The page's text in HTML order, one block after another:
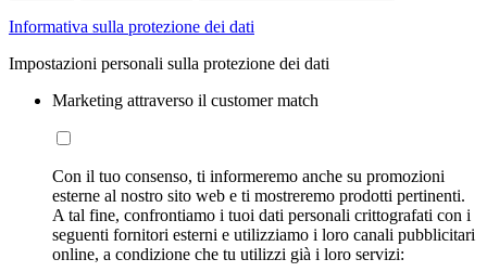
Informativa sulla protezione dei dati
Impostazioni personali sulla protezione dei dati
Marketing attraverso il customer match
Con il tuo consenso, ti informeremo anche su promozioni
esterne al nostro sito web e ti mostreremo prodotti pertinenti.
A tal fine, confrontiamo i tuoi dati personali crittografati con i
seguenti fornitori esterni e utilizziamo i loro canali pubblicitari
online, a condizione che tu utilizzi già i loro servizi: